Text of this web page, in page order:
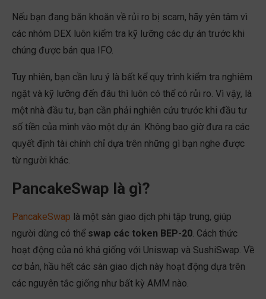
Nếu bạn đang băn khoăn về rủi ro bị scam, hãy yên tâm vì
các nhóm DEX luôn kiểm tra kỹ lưỡng các dự án trước khi
chúng được bán qua IFO.
Tuy nhiên, bạn cần lưu ý là bất kể quy trình kiểm tra nghiêm
ngặt và kỹ lưỡng đến đâu thì luôn có thể có rủi ro. Vì vậy, là
một nhà đầu tư, bạn cần phải nghiên cứu trước khi đầu tư
số tiền của mình vào một dự án. Không bao giờ đưa ra các
quyết định tài chính chỉ dựa trên những gì bạn nghe được
từ người khác.
PancakeSwap là gì?
PancakeSwap là một sàn giao dịch phi tập trung, giúp
người dùng có thể swap các token BEP-20. Cách thức
hoạt động của nó khá giống với Uniswap và SushiSwap. Về
cơ bản, hầu hết các sàn giao dịch này hoạt động dựa trên
các nguyên tắc giống như bất kỳ AMM nào.